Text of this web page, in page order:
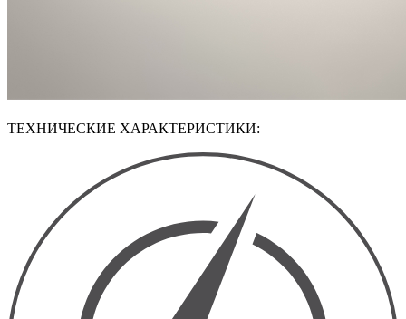
ТЕХНИЧЕСКИЕ ХАРАКТЕРИСТИКИ: